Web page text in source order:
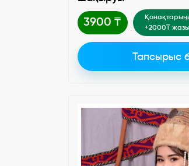
3900 ₸
+2000₸
Тапсырыс